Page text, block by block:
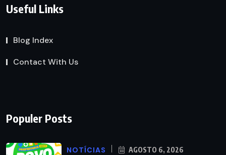
Useful Links
Blog Index
Contact With Us
Populer Posts
NOTÍCIAS AGOSTO 6, 2026